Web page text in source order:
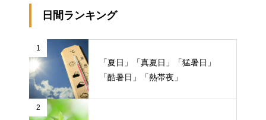
日間ランキング
1
「夏日」「真夏日」「猛暑日」
「酷暑日」「熱帯夜」
2